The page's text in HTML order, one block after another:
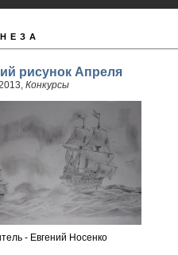
рисунок Апреля
Конкурсы
- Евгений Носенко